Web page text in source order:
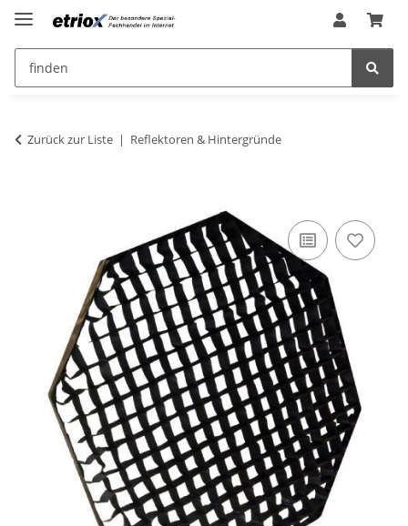
Zurück zur Liste Reflektoren & Hintergründe